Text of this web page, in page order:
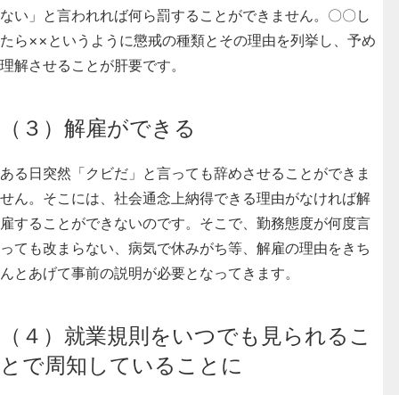
ない」と言われれば何ら罰することができません。〇〇し
たら××というように懲戒の種類とその理由を列挙し、予め
理解させることが肝要です。
（３）解雇ができる
ある日突然「クビだ」と言っても辞めさせることができま
せん。そこには、社会通念上納得できる理由がなければ解
雇することができないのです。そこで、勤務態度が何度言
っても改まらない、病気で休みがち等、解雇の理由をきち
んとあげて事前の説明が必要となってきます。
（４）就業規則をいつでも見られるこ
とで周知していることに